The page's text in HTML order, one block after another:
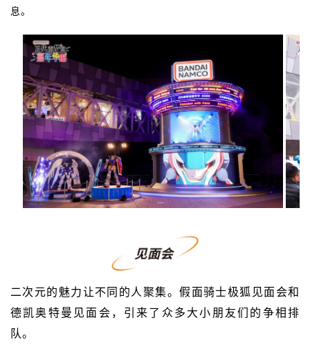
息。
二次元的魅力让不同的人聚集。假面骑士极狐见面会和
德凯奥特曼见面会，引来了众多大小朋友们的争相排
队。